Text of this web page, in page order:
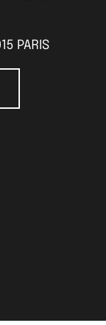
PARIS